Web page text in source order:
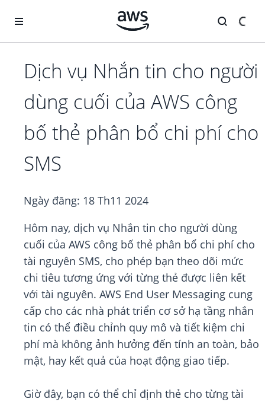
Dịch vụ Nhắn tin cho người
dùng cuối của AWS công
bố thẻ phân bổ chi phí cho
SMS
Ngày đăng: 18 Th11 2024
Hôm nay, dịch vụ Nhắn tin cho người dùng
cuối của AWS công bố thẻ phân bổ chi phí cho
tài nguyên SMS, cho phép bạn theo dõi mức
chi tiêu tương ứng với từng thẻ được liên kết
với tài nguyên. AWS End User Messaging cung
cấp cho các nhà phát triển cơ sở hạ tầng nhắn
tin có thể điều chỉnh quy mô và tiết kiệm chi
phí mà không ảnh hưởng đến tính an toàn, bảo
mật, hay kết quả của hoạt động giao tiếp.
Giờ đây, bạn có thể chỉ định thẻ cho từng tài